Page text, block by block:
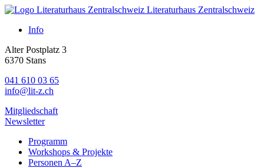
Literaturhaus Zentralschweiz
Info
Alter Postplatz 3
6370 Stans
041 610 03 65
info@lit-z.ch
Mitgliedschaft
Newsletter
Programm
Workshops & Projekte
Personen A–Z